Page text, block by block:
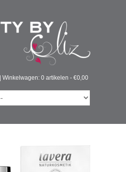
Winkelwagen: 0 artikelen - €0,00